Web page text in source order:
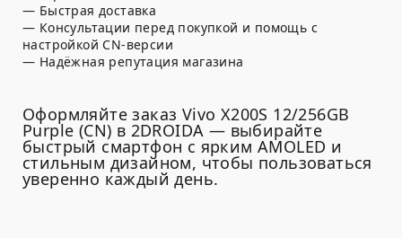
— Быстрая доставка
— Консультации перед покупкой и помощь с
настройкой CN-версии
— Надёжная репутация магазина
Оформляйте заказ Vivo X200S 12/256GB
Purple (CN) в 2DROIDA — выбирайте
быстрый смартфон с ярким AMOLED и
стильным дизайном, чтобы пользоваться
уверенно каждый день.